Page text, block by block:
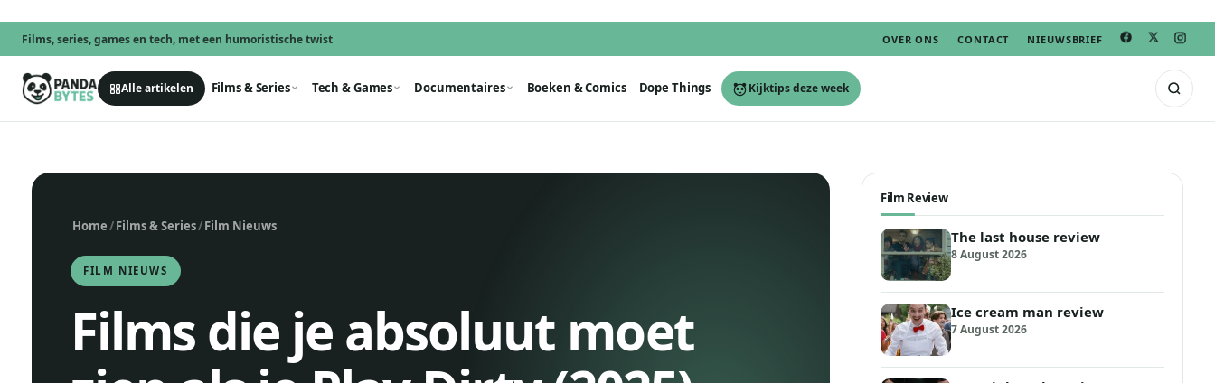
Films, series, games en tech, met een humoristische twist OVER ONS CONTACT NIEUWSBRIEF
Alle artikelen Films & Series Tech & Games Documentaires Boeken & Comics Dope Things Kijktips deze week
Home/Films & Series/Film Nieuws
FILM NIEUWS
Films die je absoluut moet
Film Review
The last house review
8 August 2026
Ice cream man review
7 August 2026